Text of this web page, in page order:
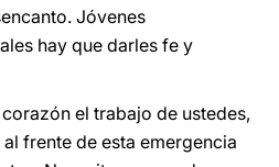
Jóvenes
hay que darles fe y
el trabajo de ustedes,
frente de esta emergencia